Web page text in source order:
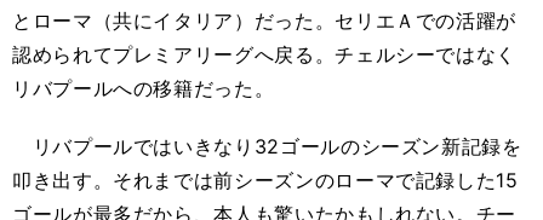
とローマ（共にイタリア）だった。セリエＡでの活躍が
認められてプレミアリーグへ戻る。チェルシーではなく
リバプールへの移籍だった。
リバプールではいきなり32ゴールのシーズン新記録を
叩き出す。それまでは前シーズンのローマで記録した15
ゴールが最多だから、本人も驚いたかもしれない。チー